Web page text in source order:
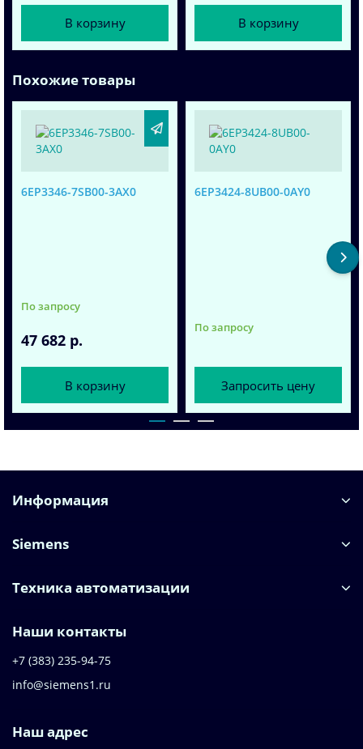
В корзину В корзину
Похожие товары
6EP3346-7SB00-3AX0
По запросу
47 682 р.
В корзину
6EP3424-8UB00-0AY0
По запросу
Запросить цену
Информация
Siemens
Техника автоматизации
Наши контакты
+7 (383) 235-94-75
info@siemens1.ru
Наш адрес